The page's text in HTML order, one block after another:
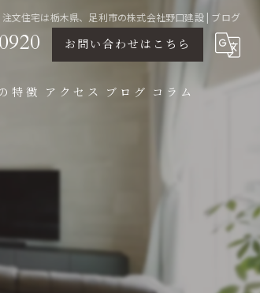
注文住宅は栃木県、足利市の株式会社野口建設 | ブログ
お問い合わせはこちら
特徴 アクセス ブログ コラム